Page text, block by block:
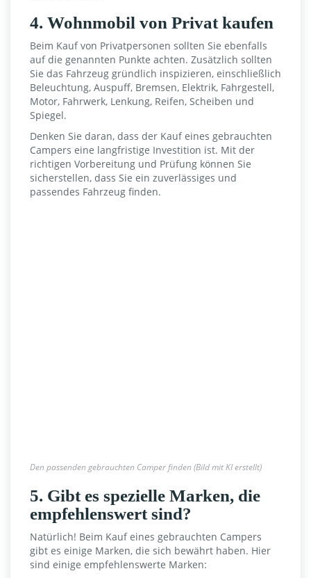
4. Wohnmobil von Privat kaufen
Beim Kauf von Privatpersonen sollten Sie ebenfalls
auf die genannten Punkte achten. Zusätzlich sollten
Sie das Fahrzeug gründlich inspizieren, einschließlich
Beleuchtung, Auspuff, Bremsen, Elektrik, Fahrgestell,
Motor, Fahrwerk, Lenkung, Reifen, Scheiben und
Spiegel.
Denken Sie daran, dass der Kauf eines gebrauchten
Campers eine langfristige Investition ist. Mit der
richtigen Vorbereitung und Prüfung können Sie
sicherstellen, dass Sie ein zuverlässiges und
passendes Fahrzeug finden.
Den passenden gebrauchten Camper finden (Bild mit KI erstellt)
5. Gibt es spezielle Marken, die
empfehlenswert sind?
Natürlich! Beim Kauf eines gebrauchten Campers
gibt es einige Marken, die sich bewährt haben. Hier
sind einige empfehlenswerte Marken: